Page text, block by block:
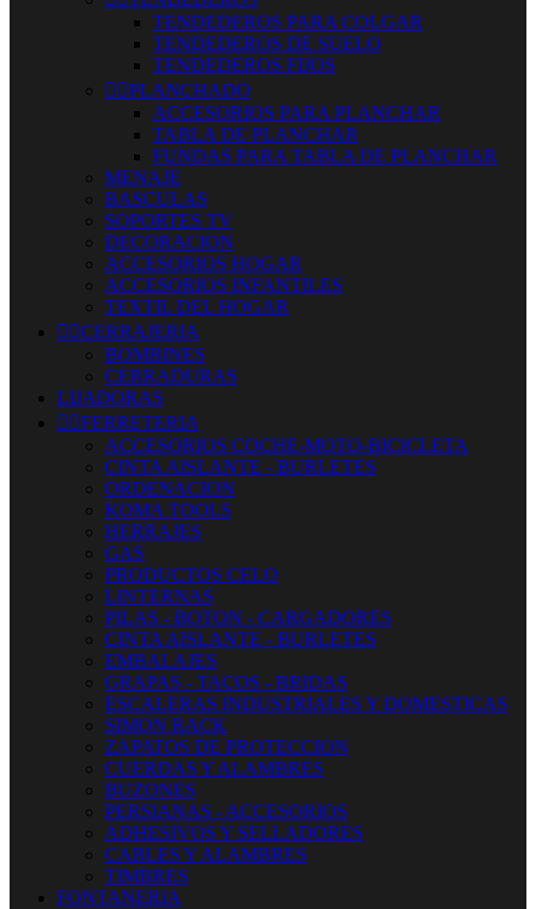
TENDEDEROS PARA COLGAR
TENDEDEROS DE SUELO
TENDEDEROS FIJOS
 PLANCHADO
ACCESORIOS PARA PLANCHAR
TABLA DE PLANCHAR
FUNDAS PARA TABLA DE PLANCHAR
MENAJE
BASCULAS
SOPORTES TV
DECORACION
ACCESORIOS HOGAR
ACCESORIOS INFANTILES
TEXTIL DEL HOGAR
 CERRAJERIA
BOMBINES
CERRADURAS
LIJADORAS
 FERRETERIA
ACCESORIOS COCHE-MOTO-BICICLETA
CINTA AISLANTE - BURLETES
ORDENACION
KOMA TOOLS
HERRAJES
GAS
PRODUCTOS CELO
LINTERNAS
PILAS - BOTON - CARGADORES
CINTA AISLANTE - BURLETES
EMBALAJES
GRAPAS - TACOS - BRIDAS
ESCALERAS INDUSTRIALES Y DOMESTICAS
SIMON RACK
ZAPATOS DE PROTECCION
CUERDAS Y ALAMBRES
BUZONES
PERSIANAS - ACCESORIOS
ADHESIVOS Y SELLADORES
CABLES Y ALAMBRES
TIMBRES
FONTANERIA